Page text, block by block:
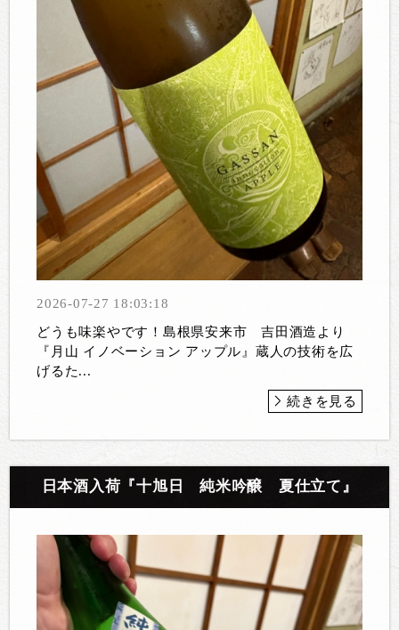
2026-07-27 18:03:18
どうも味楽やです！島根県安来市 吉田酒造より
『月山 イノベーション アップル』蔵人の技術を広
げるた...
続きを見る
日本酒入荷『十旭日 純米吟醸 夏仕立て』